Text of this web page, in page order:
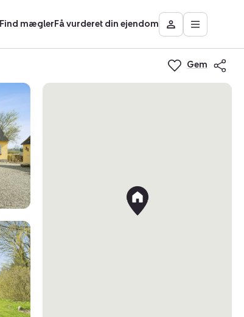
Find mæglerFå vurderet din ejendom
Besøg
Mit
område
Åbn
Gem